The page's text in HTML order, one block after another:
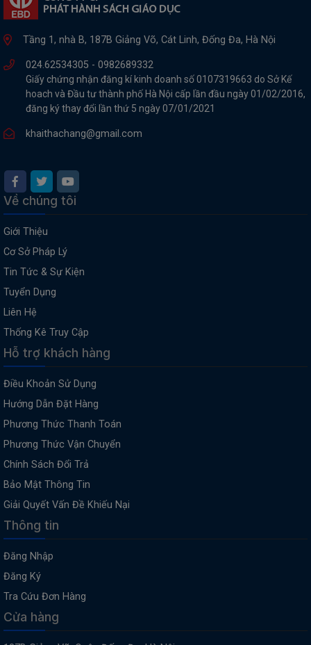
Tầng 1, nhà B, 187B Giảng Võ, Cát Linh, Đống Đa, Hà Nội
024.62534305 - 0982689332
Giấy chứng nhận đăng kí kinh doanh số 0107319663 do Sở Kế
hoach và Đầu tư thành phố Hà Nội cấp lần đầu ngày 01/02/2016,
đăng ký thay đổi lần thứ 5 ngày 07/01/2021
khaithachang@gmail.com
Về chúng tôi
Giới Thiệu
Cơ Sở Pháp Lý
Tin Tức & Sự Kiện
Tuyển Dụng
Liên Hệ
Thống Kê Truy Cập
Hỗ trợ khách hàng
Điều Khoản Sử Dụng
Hướng Dẫn Đặt Hàng
Phương Thức Thanh Toán
Phương Thức Vận Chuyển
Chính Sách Đổi Trả
Bảo Mật Thông Tin
Giải Quyết Vấn Đề Khiếu Nại
Thông tin
Đăng Nhập
Đăng Ký
Tra Cứu Đơn Hàng
Cửa hàng